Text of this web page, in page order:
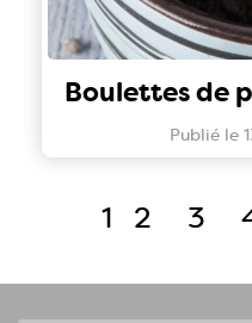
Boulettes de
Publié le
1 2 3